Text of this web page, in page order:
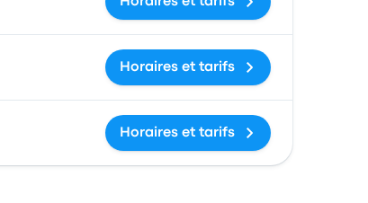
Horaires et tarifs
Horaires et tarifs